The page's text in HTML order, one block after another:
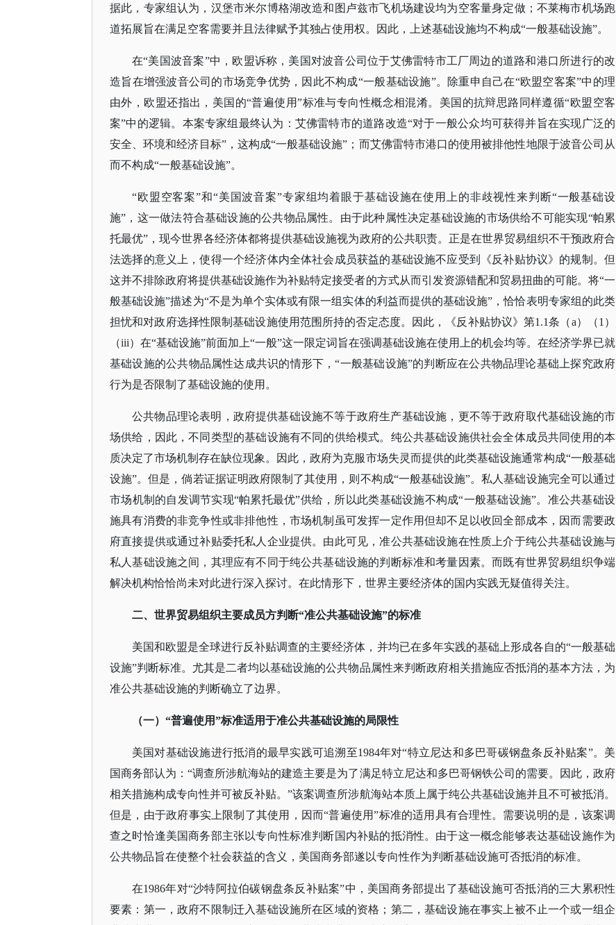
据此，专家组认为，汉堡市米尔博格湖改造和图卢兹市飞机场建设均为空客量身定做；不莱梅市机场跑
道拓展旨在满足空客需要并且法律赋予其独占使用权。因此，上述基础设施均不构成“一般基础设施”。
在“美国波音案”中，欧盟诉称，美国对波音公司位于艾佛雷特市工厂周边的道路和港口所进行的改
造旨在增强波音公司的市场竞争优势，因此不构成“一般基础设施”。除重申自己在“欧盟空客案”中的理
由外，欧盟还指出，美国的“普遍使用”标准与专向性概念相混淆。美国的抗辩思路同样遵循“欧盟空客
案”中的逻辑。本案专家组最终认为：艾佛雷特市的道路改造“对于一般公众均可获得并旨在实现广泛的
安全、环境和经济目标”，这构成“一般基础设施”；而艾佛雷特市港口的使用被排他性地限于波音公司从
而不构成“一般基础设施”。
“欧盟空客案”和“美国波音案”专家组均着眼于基础设施在使用上的非歧视性来判断“一般基础设
施”，这一做法符合基础设施的公共物品属性。由于此种属性决定基础设施的市场供给不可能实现“帕累
托最优”，现今世界各经济体都将提供基础设施视为政府的公共职责。正是在世界贸易组织不干预政府合
法选择的意义上，使得一个经济体内全体社会成员获益的基础设施不应受到《反补贴协议》的规制。但
这并不排除政府将提供基础设施作为补贴特定接受者的方式从而引发资源错配和贸易扭曲的可能。将“一
般基础设施”描述为“不是为单个实体或有限一组实体的利益而提供的基础设施”，恰恰表明专家组的此类
担忧和对政府选择性限制基础设施使用范围所持的否定态度。因此，《反补贴协议》第1.1条（a）（1）
（iii）在“基础设施”前面加上“一般”这一限定词旨在强调基础设施在使用上的机会均等。在经济学界已就
基础设施的公共物品属性达成共识的情形下，“一般基础设施”的判断应在公共物品理论基础上探究政府
行为是否限制了基础设施的使用。
公共物品理论表明，政府提供基础设施不等于政府生产基础设施，更不等于政府取代基础设施的市
场供给，因此，不同类型的基础设施有不同的供给模式。纯公共基础设施供社会全体成员共同使用的本
质决定了市场机制存在缺位现象。因此，政府为克服市场失灵而提供的此类基础设施通常构成“一般基础
设施”。但是，倘若证据证明政府限制了其使用，则不构成“一般基础设施”。私人基础设施完全可以通过
市场机制的自发调节实现“帕累托最优”供给，所以此类基础设施不构成“一般基础设施”。准公共基础设
施具有消费的非竞争性或非排他性，市场机制虽可发挥一定作用但却不足以收回全部成本，因而需要政
府直接提供或通过补贴委托私人企业提供。由此可见，准公共基础设施在性质上介于纯公共基础设施与
私人基础设施之间，其理应有不同于纯公共基础设施的判断标准和考量因素。而既有世界贸易组织争端
解决机构恰恰尚未对此进行深入探讨。在此情形下，世界主要经济体的国内实践无疑值得关注。
二、世界贸易组织主要成员方判断“准公共基础设施”的标准
美国和欧盟是全球进行反补贴调查的主要经济体，并均已在多年实践的基础上形成各自的“一般基础
设施”判断标准。尤其是二者均以基础设施的公共物品属性来判断政府相关措施应否抵消的基本方法，为
准公共基础设施的判断确立了边界。
（一） “普遍使用”标准适用于准公共基础设施的局限性
美国对基础设施进行抵消的最早实践可追溯至1984年对“特立尼达和多巴哥碳钢盘条反补贴案”。美
国商务部认为：“调查所涉航海站的建造主要是为了满足特立尼达和多巴哥钢铁公司的需要。因此，政府
相关措施构成专向性并可被反补贴。”该案调查所涉航海站本质上属于纯公共基础设施并且不可被抵消。
但是，由于政府事实上限制了其使用，因而“普遍使用”标准的适用具有合理性。需要说明的是，该案调
查之时恰逢美国商务部主张以专向性标准判断国内补贴的抵消性。由于这一概念能够表达基础设施作为
公共物品旨在使整个社会获益的含义，美国商务部遂以专向性作为判断基础设施可否抵消的标准。
在1986年对“沙特阿拉伯碳钢盘条反补贴案”中，美国商务部提出了基础设施可否抵消的三大累积性
要素：第一，政府不限制迁入基础设施所在区域的资格；第二，基础设施在事实上被不止一个或一组企